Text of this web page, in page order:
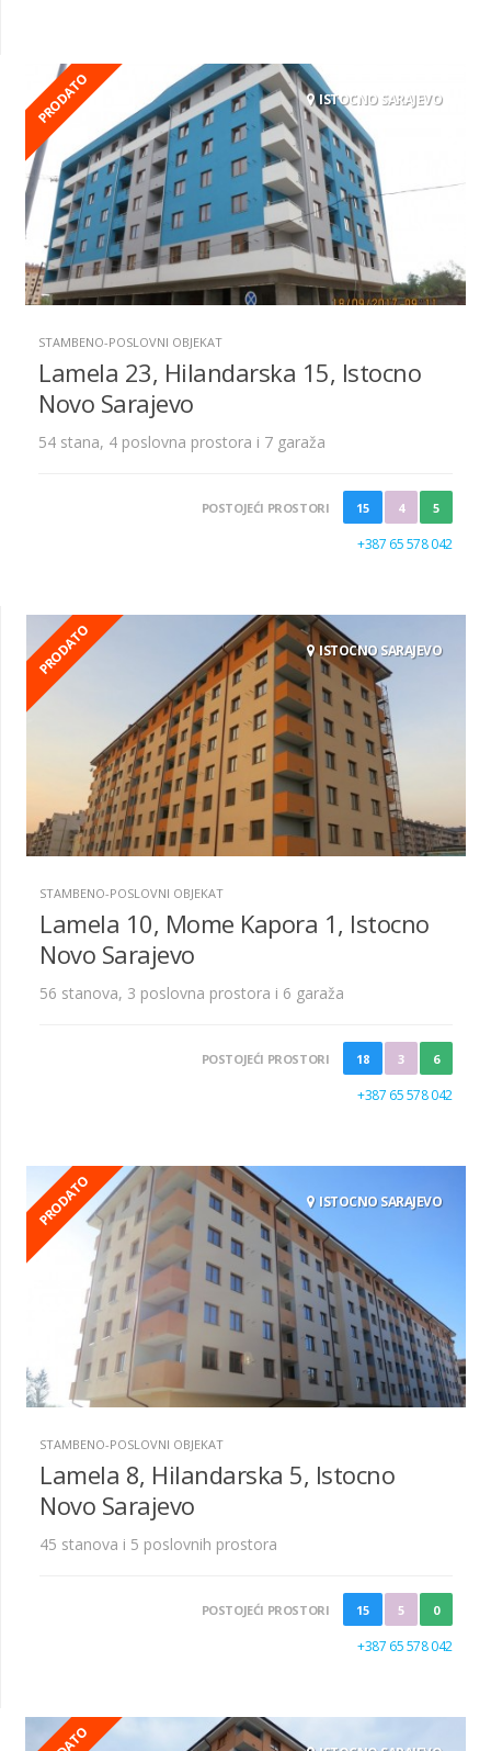
PRODATO ISTOCNO SARAJEVO
STAMBENO-POSLOVNI OBJEKAT
Lamela 23, Hilandarska 15, Istocno
Novo Sarajevo
54 stana, 4 poslovna prostora i 7 garaža
POSTOJEĆI PROSTORI 15 4 5
+387 65 578 042
PRODATO ISTOCNO SARAJEVO
STAMBENO-POSLOVNI OBJEKAT
Lamela 10, Mome Kapora 1, Istocno
Novo Sarajevo
56 stanova, 3 poslovna prostora i 6 garaža
POSTOJEĆI PROSTORI 18 3 6
+387 65 578 042
PRODATO ISTOCNO SARAJEVO
STAMBENO-POSLOVNI OBJEKAT
Lamela 8, Hilandarska 5, Istocno
Novo Sarajevo
45 stanova i 5 poslovnih prostora
POSTOJEĆI PROSTORI 15 5 0
+387 65 578 042